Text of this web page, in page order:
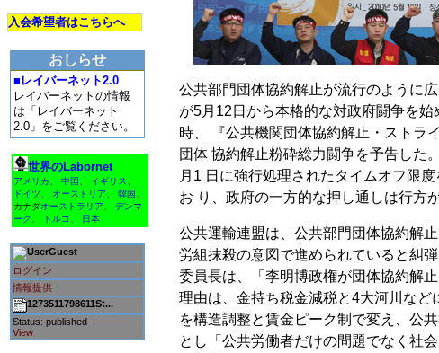
入会希望者はこちらへ
おしらせ
■レイバーネット2.0
レイバーネットの情報
は「レイバーネット
2.0」をご覧ください。
世界のLabornet
アメリカ 中国 イギリス
ドイツ
オーストリア 韓国
カナダオーストラリア
デンマ
ーク
トルコ 日本
Guest
ログイン
情報提供
1273511798611St...
Status: published
View
公共部門団体協約解止が流行のように
が5月12日から本格的な対政府闘争を
時、 『公共機関団体協約解止・ストラ
団体 協約解止粉砕総力闘争を予告した
月1 日に強行処理されたタイムオフ限
お り、政府の一方的な押し通しは行方
公共運輸連盟は、公共部門団体協約解
労組抹殺の意図で進められていると糾
委員長は、「李明博政権が団体協約解
理由は、金持ち税金減税と4大河川な
を構造調整と賃金ピーク制で変え、公
とし「公共労働者だけの問題でなく社